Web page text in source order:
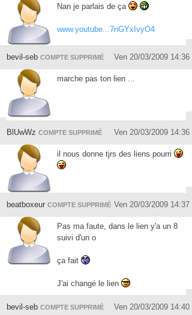
Nan je parlais de ça
www.youtube...7nGYxIvyO4
bevil-seb COMPTE SUPPRIMÉ Ven 20/03/2009 14:36
marche pas ton lien ...
BlUwWz COMPTE SUPPRIMÉ Ven 20/03/2009 14:36
il nous donne tjrs des liens pourri
beatboxeur COMPTE SUPPRIMÉ Ven 20/03/2009 14:37
Pas ma faute, dans le lien y'a un 8
suivi d'un o
ça fait
J'ai changé le lien
bevil-seb COMPTE SUPPRIMÉ Ven 20/03/2009 14:40